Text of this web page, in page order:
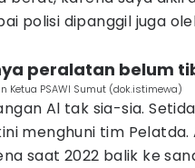
polisi dipanggil juga
peralatan belum
Ketua PSAWI Sumut (dok.istimewa)
Al tak sia-sia.
menghuni tim
saat 2022 balik ke